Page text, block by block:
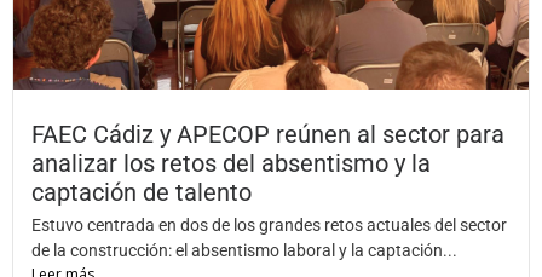
FAEC Cádiz y APECOP reúnen al sector para
analizar los retos del absentismo y la
captación de talento
Estuvo centrada en dos de los grandes retos actuales del sector
de la construcción: el absentismo laboral y la captación...